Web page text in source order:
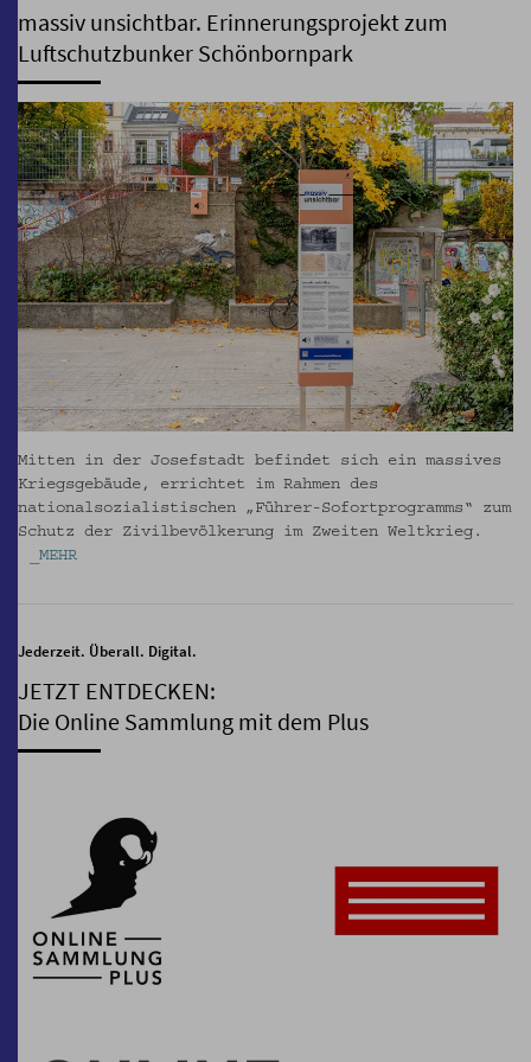
massiv unsichtbar. Erinnerungsprojekt zum
Luftschutzbunker Schönbornpark
Mitten in der Josefstadt befindet sich ein massives
Kriegsgebäude, errichtet im Rahmen des
nationalsozialistischen „Führer-Sofortprogramms“ zum
Schutz der Zivilbevölkerung im Zweiten Weltkrieg.
_MEHR
Jederzeit. Überall. Digital.
JETZT ENTDECKEN:
Die Online Sammlung mit dem Plus